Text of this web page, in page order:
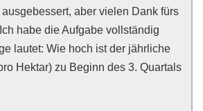
aber vielen Dank fürs
habe die Aufgabe vollständig
lautet: Wie hoch ist der jährliche
Hektar) zu Beginn des 3. Quartals